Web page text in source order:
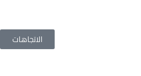
الاتجاهات